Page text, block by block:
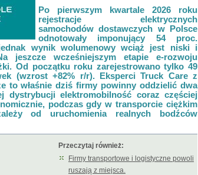
Po pierwszym kwartale 2026 roku
rejestracje elektrycznych
samochodów dostawczych w Polsce
odnotowały imponujący 54 proc.
wynik wolumenowy wciąż jest niski i
jeszcze wcześniejszym etapie e-rozwoju
Od początku roku zarejestrowano tylko 49
(wzrost +82% r/r). Eksperci Truck Care z
to właśnie dziś firmy powinny oddzielić dwa
dystrybucji elektromobilność coraz częściej
podczas gdy w transporcie ciężkim
od uruchomienia realnych bodźców
Przeczytaj również:
Firmy transportowe i logistyczne powoli
ruszają z miejsca.